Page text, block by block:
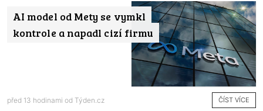
AI model od Mety se vymkl
kontrole a napadl cizí firmu
před 13 hodinami od Týden.cz ČÍST VÍCE